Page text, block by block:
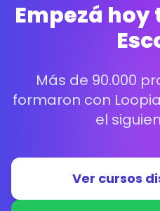
Empezá
Más de 90.000
formaron con
el
Ver cursos